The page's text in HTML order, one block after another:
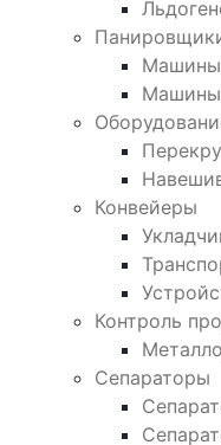
Машины
Машины
Конвейеры
Контроль
Сепараторы